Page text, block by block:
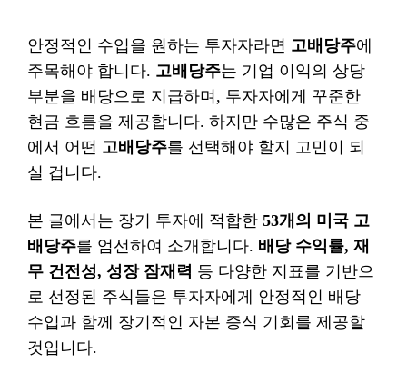
안정적인 수입을 원하는 투자자라면 고배당주에
주목해야 합니다. 고배당주는 기업 이익의 상당
부분을 배당으로 지급하며, 투자자에게 꾸준한
현금 흐름을 제공합니다. 하지만 수많은 주식 중
에서 어떤 고배당주를 선택해야 할지 고민이 되
실 겁니다.
본 글에서는 장기 투자에 적합한 53개의 미국 고
배당주를 엄선하여 소개합니다. 배당 수익률, 재
무 건전성, 성장 잠재력 등 다양한 지표를 기반으
로 선정된 주식들은 투자자에게 안정적인 배당
수입과 함께 장기적인 자본 증식 기회를 제공할
것입니다.